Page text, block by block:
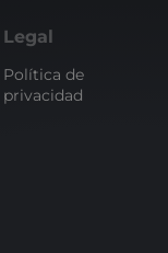
Legal
Política de
privacidad